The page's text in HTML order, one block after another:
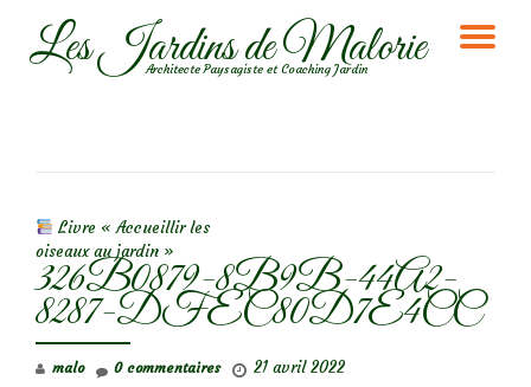
AllerLes Jardins de Malorie
Architecte Paysagiste et Coaching Jardin
Livre « Accueillir les
oiseaux au jardin »
326B0879-8B9B-44A2-
8287-DFEC80D7E4CC
malo 21 avril 2022
0 commentaires